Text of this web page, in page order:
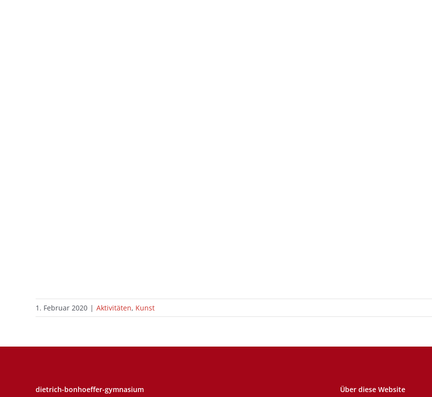
1. Februar 2020 | Aktivitäten, Kunst
dietrich-bonhoeffer-gymnasium Über diese Website